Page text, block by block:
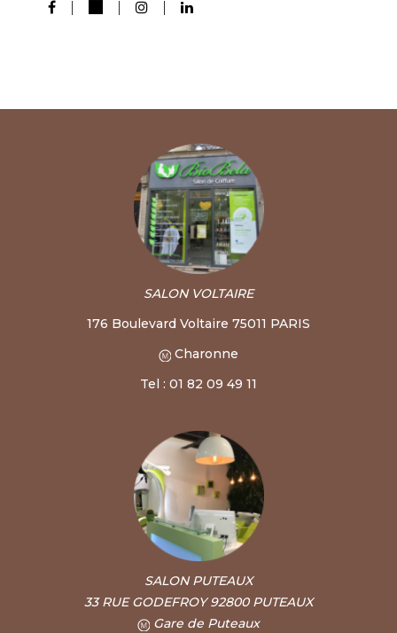
SALON VOLTAIRE
176 Boulevard Voltaire 75011 PARIS
Charonne
Tel : 01 82 09 49 11
SALON PUTEAUX
33 RUE GODEFROY 92800 PUTEAUX
Gare de Puteaux